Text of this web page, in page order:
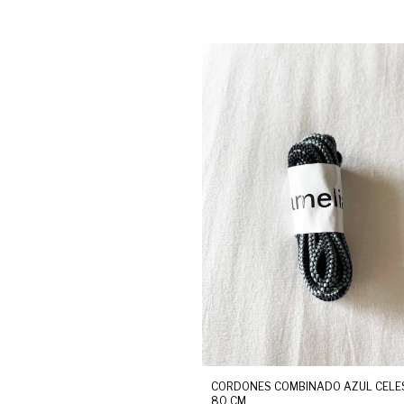
CORDONES COMBINADO AZUL
80 CM